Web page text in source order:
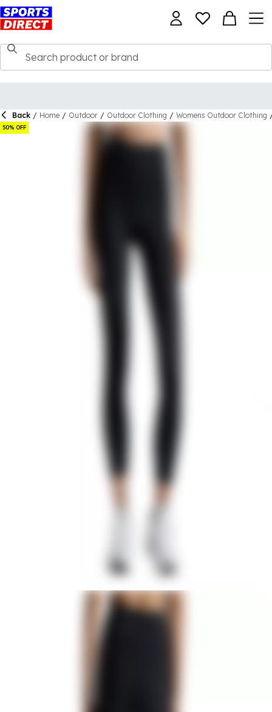
Back / Home / Outdoor / Outdoor Clothing / Womens Outdoor Clothing
50% OFF